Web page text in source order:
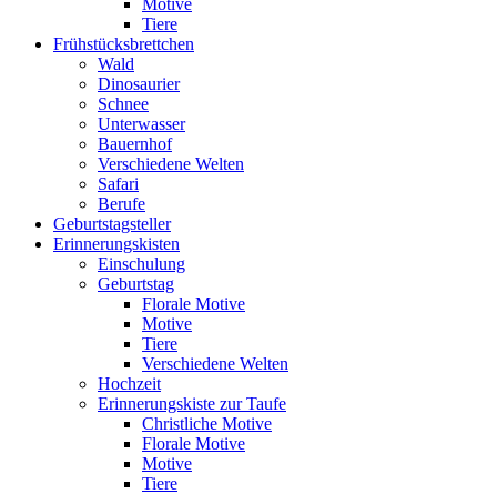
Motive
Tiere
Frühstücksbrettchen
Wald
Dinosaurier
Schnee
Unterwasser
Bauernhof
Verschiedene Welten
Safari
Berufe
Geburtstagsteller
Erinnerungskisten
Einschulung
Geburtstag
Florale Motive
Motive
Tiere
Verschiedene Welten
Hochzeit
Erinnerungskiste zur Taufe
Christliche Motive
Florale Motive
Motive
Tiere